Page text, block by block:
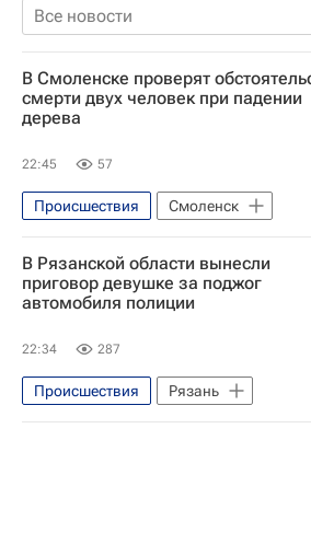
Все новости
В Смоленске проверят
смерти двух человек при падении
дерева
22:45 57
Происшествия
Смоленск
Смоленская область
В Рязанской области вынесли
приговор девушке за поджог
автомобиля полиции
22:34 287
Происшествия
Рязань